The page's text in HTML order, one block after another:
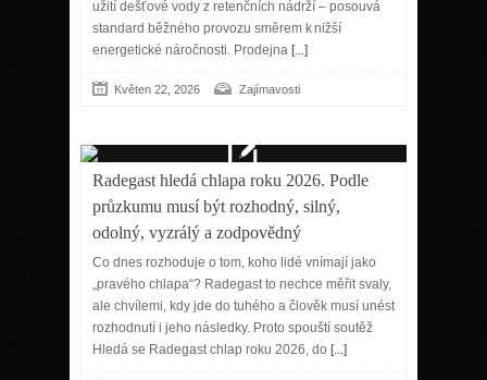
užití dešťové vody z retenčních nádrží – posouvá
standard běžného provozu směrem k nižší
energetické náročnosti. Prodejna [...]
Květen 22, 2026 Zajímavosti
Radegast hledá chlapa roku 2026. Podle
průzkumu musí být rozhodný, silný,
odolný, vyzrálý a zodpovědný
Co dnes rozhoduje o tom, koho lidé vnímají jako
„pravého chlapa“? Radegast to nechce měřit svaly,
ale chvílemi, kdy jde do tuhého a člověk musí unést
rozhodnutí i jeho následky. Proto spouští soutěž
Hledá se Radegast chlap roku 2026, do [...]